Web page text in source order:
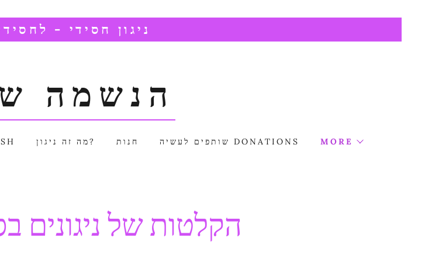
ניגון חסידי -
הנשמה
מה זה ניגון? חנות שותפים לעשיה DONATIONS MORE
הקלטות של